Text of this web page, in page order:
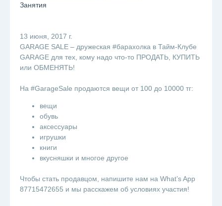
Занятия
13 июня, 2017 г.
GARAGE SALE – дружеская #барахолка в Тайм-Клубе
GARAGE для тех, кому надо что-то ПРОДАТЬ, КУПИТЬ
или ОБМЕНЯТЬ!
На #GarageSale продаются вещи от 100 до 10000 тг:
вещи
обувь
аксессуары
игрушки
книги
вкусняшки и многое другое
Чтобы стать продавцом, напишите нам на What’s App
87715472655 и мы расскажем об условиях участия!